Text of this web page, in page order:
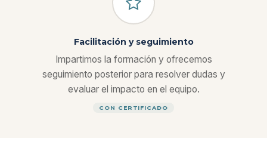
Facilitación y seguimiento
Impartimos la formación y ofrecemos
seguimiento posterior para resolver dudas y
evaluar el impacto en el equipo.
CON CERTIFICADO